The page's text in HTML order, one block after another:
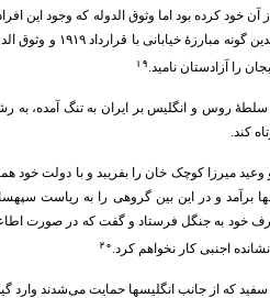
از انقلاب مجلس مردم تبریز شش کرسی از ۹ کرسی انتخابات را از آن خود کرده بود اما وثوق الدوله که وجود این
حزب دموکرات را بر علیه قرارداد و تصویب آن را در مجلس خطرناک می‌دانست، در صدد انحلال حزب دموکرات برآمد. بدین گونه
۱۹
سلطۀ روس و انگلیس بر ایران به تنگ آمده، به
کند.
میرزا کوچک خان را بفریبد و با دولت خود
و در این بین گروهی را به ریاست
طرف خود به جنگل فرستاد و گفت که در صورت
اجنبی کار نخواهم کرد. ۲۰
که از جانب انگلیسها حمایت می‌شدند وارد